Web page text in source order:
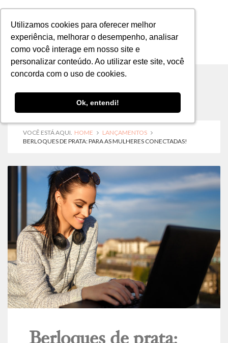
Utilizamos cookies para oferecer melhor
experiência, melhorar o desempenho, analisar
como você interage em nosso site e
personalizar conteúdo. Ao utilizar este site, você
concorda com o uso de cookies.
Ok, entendi!
Utilizamos cookies para oferecer melhor
experiência, melhorar o desempenho, analisar
como você interage em nosso site e
personalizar conteúdo. Ao utilizar este site, você
concorda com o uso de cookies.
Ok, entendi!
MENU
VOCÊ ESTÁ AQUI. HOME
LANÇAMENTOS
BERLOQUES DE PRATA: PARA AS MULHERES CONECTADAS!